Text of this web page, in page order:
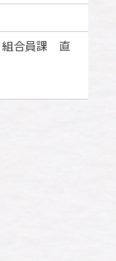
組合員課 直